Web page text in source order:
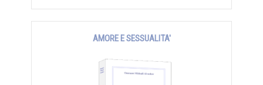
AMORE E SESSUALITA'